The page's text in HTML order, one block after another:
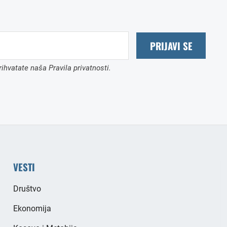
PRIJAVI SE
naša Pravila privatnosti.
VESTI
Društvo
Ekonomija